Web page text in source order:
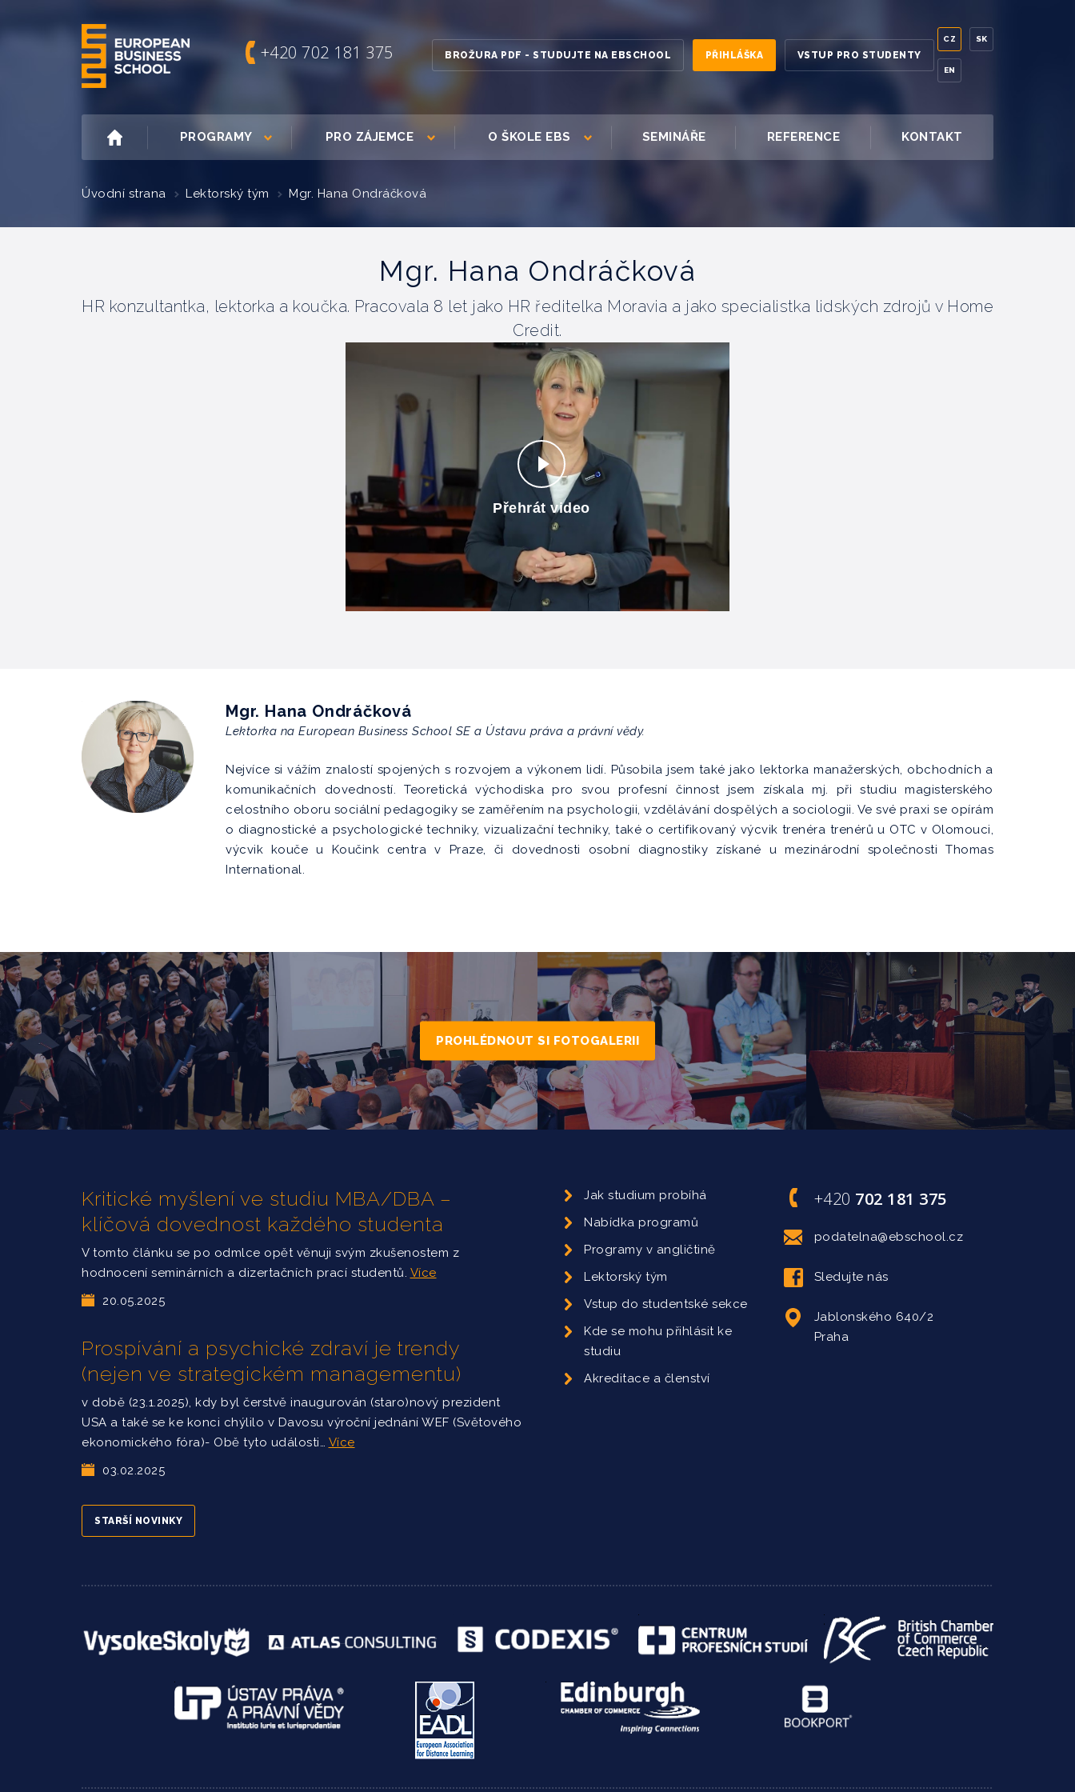
+420 702 181 375 BROŽURA PDF - STUDUJTE NA EBSCHOOL PŘIHLÁŠKA VSTUP PRO STUDENTY
CZ
EN
SK
PROGRAMY PRO ZÁJEMCE O ŠKOLE EBS SEMINÁŘE REFERENCE KONTAKT
Úvodní strana Lektorský tým Mgr. Hana Ondráčková
Mgr. Hana Ondráčková
HR konzultantka, lektorka a koučka. Pracovala 8 let jako HR ředitelka Moravia a jako specialistka lidských zdrojů v Home
Credit.
Přehrát video
Mgr. Hana Ondráčková
Lektorka na European Business School SE a Ústavu práva a právní vědy.
Nejvíce si vážím znalostí spojených s rozvojem a výkonem lidí. Působila jsem také jako lektorka manažerských, obchodních a
komunikačních dovedností. Teoretická východiska pro svou profesní činnost jsem získala mj. při studiu magisterského
celostního oboru sociální pedagogiky se zaměřením na psychologii, vzdělávání dospělých a sociologii. Ve své praxi se opírám
o diagnostické a psychologické techniky, vizualizační techniky, také o certifikovaný výcvik trenéra trenérů u OTC v Olomouci,
výcvik kouče u Koučink centra v Praze, či dovednosti osobní diagnostiky získané u mezinárodní společnosti Thomas
International.
PROHLÉDNOUT SI FOTOGALERII
Kritické myšlení ve studiu MBA/DBA –
klíčová dovednost každého studenta
V tomto článku se po odmlce opět věnuji svým zkušenostem z
hodnocení seminárních a dizertačních prací studentů. Více
20.05.2025
Prospívání a psychické zdraví je trendy
(nejen ve strategickém managementu)
v době (23.1.2025), kdy byl čerstvě inaugurován (staro)nový prezident
USA a také se ke konci chýlilo v Davosu výroční jednání WEF (Světového
ekonomického fóra)- Obě tyto události… Více
03.02.2025
STARŠÍ NOVINKY
Jak studium probíhá
Nabídka programů
Programy v angličtině
Lektorský tým
Vstup do studentské sekce
Kde se mohu přihlásit ke
studiu
Akreditace a členství
+420 702 181 375
podatelna@ebschool.cz
Sledujte nás
Jablonského 640/2
Praha